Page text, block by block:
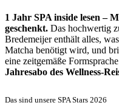
1 Jahr SPA inside lesen –
geschenkt. Das hochwertig
Bredemeijer enthält alles,
Matcha benötigt wird, und
eine zeitgemäße
Jahresabo des Wellness-
Das sind unsere SPA Stars 2026